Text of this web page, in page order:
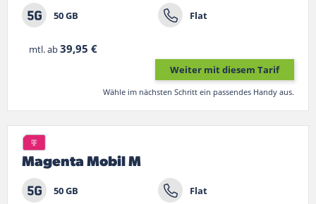
50 GB Flat
mtl. ab39,95 €
Weiter mit diesem Tarif
Wähle im nächsten Schritt ein passendes Handy aus.
Magenta Mobil M
50 GB Flat